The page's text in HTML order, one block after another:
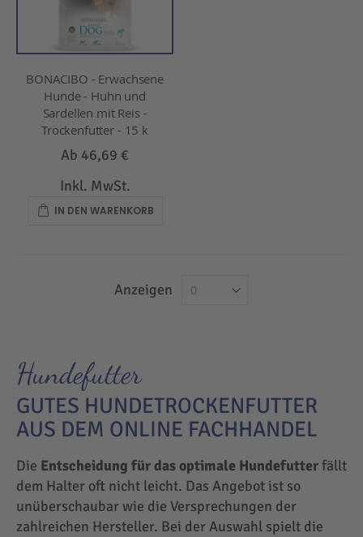
BONACIBO - Erwachsene
Hunde - Huhn und
Sardellen mit Reis -
Trockenfutter - 15 k
Ab 46,69 €
Inkl. MwSt.
IN DEN WARENKORB
Anzeigen
Hundefutter
GUTES HUNDETROCKENFUTTER
AUS DEM ONLINE FACHHANDEL
Die Entscheidung für das optimale Hundefutterfällt
dem Halter oft nicht leicht. Das Angebot ist so
unüberschaubar wie die Versprechungen der
zahlreichen Hersteller. Bei der Auswahl spielt die